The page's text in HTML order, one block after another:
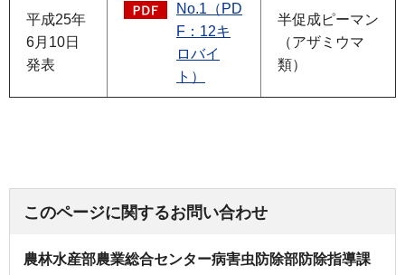
平成25年
6月10日
発表
No.1（PD
F：12キ
ロバイ
ト）
半促成ピーマン
（アザミウマ
類）
このページに関するお問い合わせ
農林水産部農業総合センター病害虫防除部防除指導課